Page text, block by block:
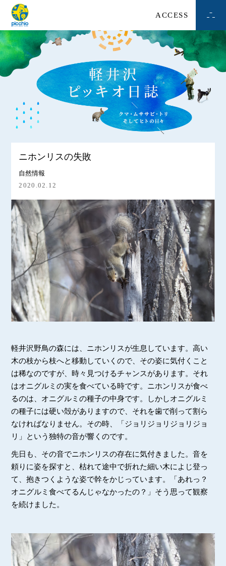
ACCESS
ニホンリスの失敗
自然情報
2020.02.12
軽井沢野鳥の森には、ニホンリスが生息しています。高い
木の枝から枝へと移動していくので、その姿に気付くこと
は稀なのですが、時々見つけるチャンスがあります。それ
はオニグルミの実を食べている時です。ニホンリスが食べ
るのは、オニグルミの種子の中身です。しかしオニグルミ
の種子には硬い殻がありますので、それを歯で削って割ら
なければなりません。その時、「ジョリジョリジョリジョ
リ」という独特の音が響くのです。
先日も、その音でニホンリスの存在に気付きました。音を
頼りに姿を探すと、枯れて途中で折れた細い木によじ登っ
て、抱きつくような姿で幹をかじっています。「あれっ？
オニグルミ食べてるんじゃなかったの？」そう思って観察
を続けました。